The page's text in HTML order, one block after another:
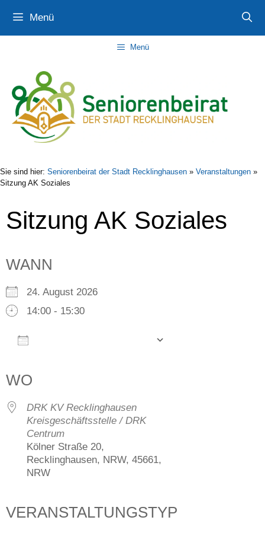
Inhalt
springen
Navigation
springen
Inhalt
springen
Menü
Menü
Sie sind hier: Seniorenbeirat der Stadt Recklinghausen » Veranstaltungen »
Sitzung AK Soziales
Sitzung AK Soziales
WANN
24. August 2026
14:00 - 15:30
WO
DRK KV Recklinghausen
Kreisgeschäftsstelle / DRK
Centrum
Kölner Straße 20,
Recklinghausen, NRW, 45661,
NRW
VERANSTALTUNGSTYP